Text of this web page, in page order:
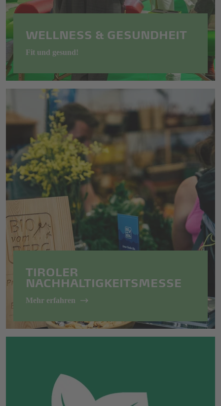
WELLNESS & GESUNDHEIT
Fit und gesund!
TIROLER
NACHHALTIGKEITSMESSE
Mehr erfahren